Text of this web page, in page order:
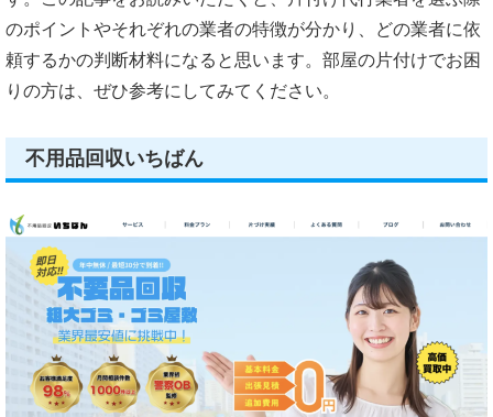
のポイントやそれぞれの業者の特徴が分かり、どの業者に依
頼するかの判断材料になると思います。部屋の片付けでお困
りの方は、ぜひ参考にしてみてください。
不用品回収いちばん